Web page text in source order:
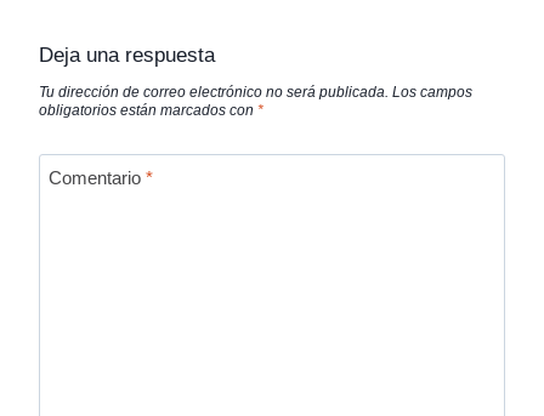
Deja una respuesta
Tu dirección de correo electrónico no será publicada. Los campos
obligatorios están marcados con *
Comentario *